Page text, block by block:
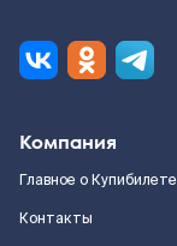
Компания
Главное о Купибилете
Контакты